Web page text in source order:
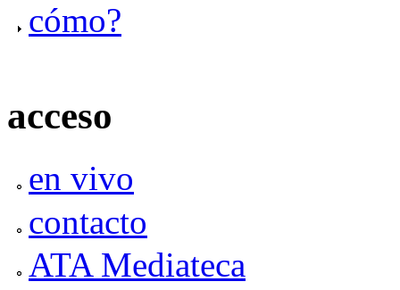
cómo?
acceso
en vivo
contacto
ATA Mediateca